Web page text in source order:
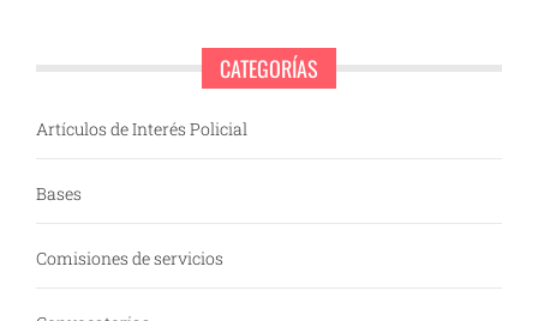
CATEGORÍAS
Artículos de Interés Policial
Bases
Comisiones de servicios